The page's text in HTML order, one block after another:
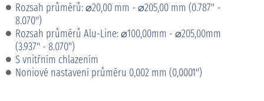
Rozsah průměrů: ⌀20,00 mm - ⌀205,00 mm (0.787" -
8.070")
Rozsah průměrů Alu-Line: ⌀100,00mm - ⌀205,00mm
(3.937" - 8.070")
S vnitřním chlazením
Noniové nastavení průměru 0,002 mm (0,0001")